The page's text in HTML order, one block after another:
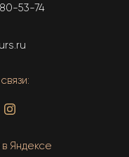
53-74
Яндексе